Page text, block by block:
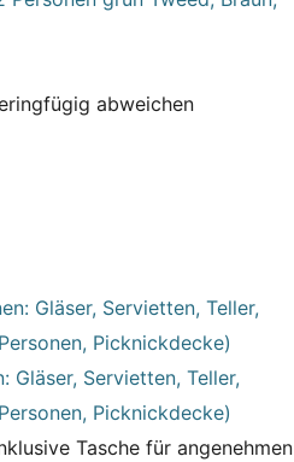
abweichen
Gläser, Servietten, Teller,
Picknickdecke)
Tasche für angenehmen